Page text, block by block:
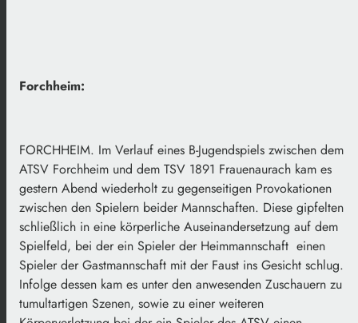
Forchheim:
FORCHHEIM. Im Verlauf eines B-Jugendspiels zwischen dem
ATSV Forchheim und dem TSV 1891 Frauenaurach kam es
gestern Abend wiederholt zu gegenseitigen Provokationen
zwischen den Spielern beider Mannschaften. Diese gipfelten
schließlich in eine körperliche Auseinandersetzung auf dem
Spielfeld, bei der ein Spieler der Heimmannschaft einen
Spieler der Gastmannschaft mit der Faust ins Gesicht schlug.
Infolge dessen kam es unter den anwesenden Zuschauern zu
tumultartigen Szenen, sowie zu einer weiteren